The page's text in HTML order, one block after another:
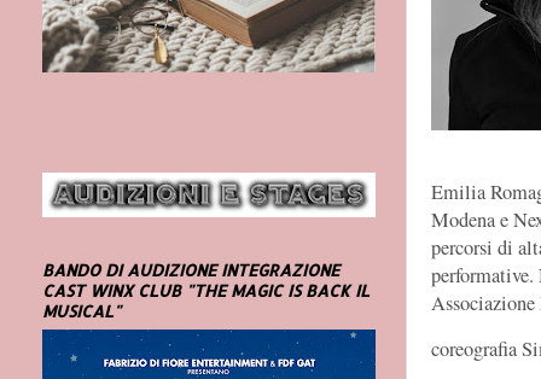
Emilia
Modena e
percorsi di
coreografia
BANDO DI AUDIZIONE INTEGRAZIONE
CAST WINX CLUB "THE MAGIC IS BACK IL
MUSICAL"